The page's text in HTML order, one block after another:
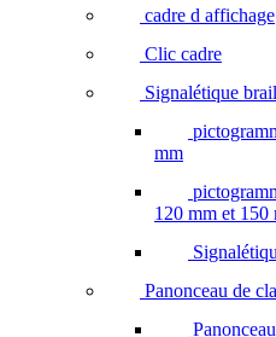
cadre d affichage
Clic cadre
Signalétique
mm
120 mm et
Panonceau de